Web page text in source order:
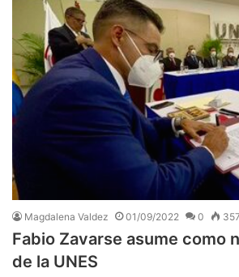
Magdalena Valdez 01/09/2022 0 357
Fabio Zavarse asume como
de la UNES